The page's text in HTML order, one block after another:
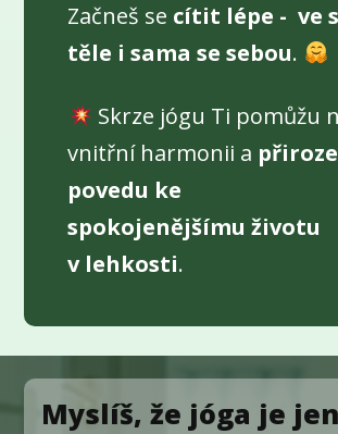
Začneš se cítit lépe - ve
těle i sama se sebou.
Skrze jógu Ti pomůžu
vnitřní harmonii a
povedu ke
spokojenějšímu životu
v lehkosti.
Myslíš, že jóga je